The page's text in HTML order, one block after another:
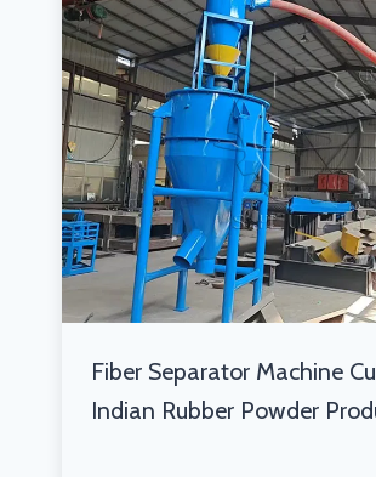
Fiber Separator Machine
Indian Rubber Powder